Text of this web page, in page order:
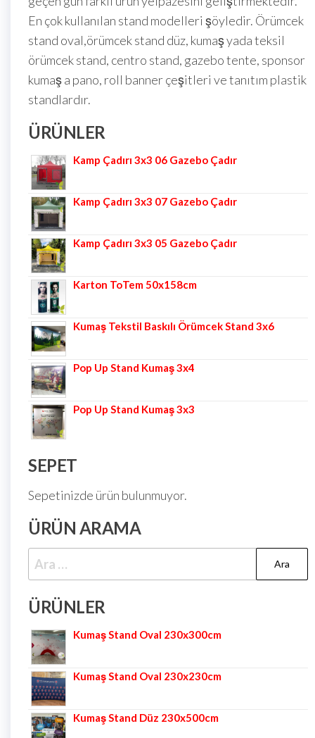
En çok kullanılan stand modelleri şöyledir. Örümcek
stand oval,örümcek stand düz, kumaş yada teksil
örümcek stand, centro stand, gazebo tente, sponsor
kumaş a pano, roll banner çeşitleri ve tanıtım plastik
standlardır.
ÜRÜNLER
Kamp Çadırı 3x3 06 Gazebo Çadır
Kamp Çadırı 3x3 07 Gazebo Çadır
Kamp Çadırı 3x3 05 Gazebo Çadır
Karton ToTem 50x158cm
Kumaş Tekstil Baskılı Örümcek Stand 3x6
Pop Up Stand Kumaş 3x4
Pop Up Stand Kumaş 3x3
SEPET
Sepetinizde ürün bulunmuyor.
ÜRÜN ARAMA
ÜRÜNLER
Kumaş Stand Oval 230x300cm
Kumaş Stand Oval 230x230cm
Kumaş Stand Düz 230x500cm